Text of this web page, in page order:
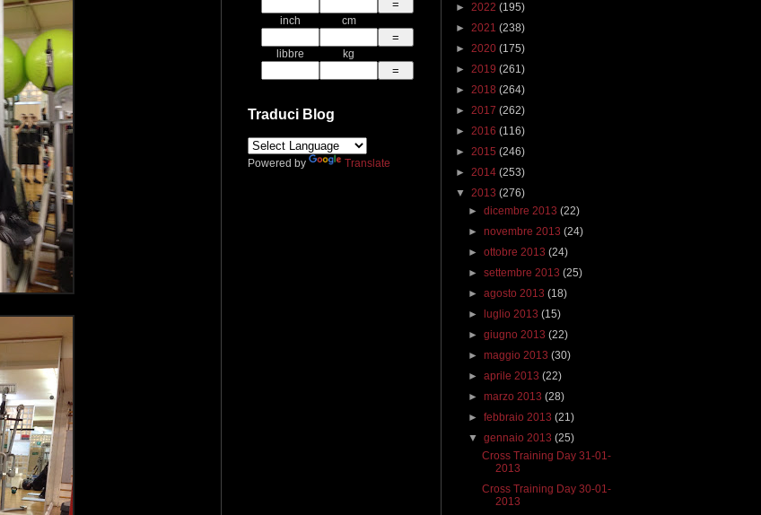
inch cm
libbre kg
Traduci Blog
Powered by Translate
► 2022 (195)
► 2021 (238)
► 2020 (175)
► 2019 (261)
► 2018 (264)
► 2017 (262)
► 2016 (116)
► 2015 (246)
► 2014 (253)
▼ 2013 (276)
►dicembre 2013(22)
►novembre 2013(24)
►ottobre 2013(24)
►settembre 2013(25)
►agosto 2013(18)
►
luglio 2013(15)
►giugno 2013(22)
►maggio 2013(30)
►aprile 2013(22)
►marzo 2013(28)
►febbraio 2013(21)
▼gennaio 2013(25)
Cross Training Day 31-01-
2013
Cross Training Day 30-01-
2013